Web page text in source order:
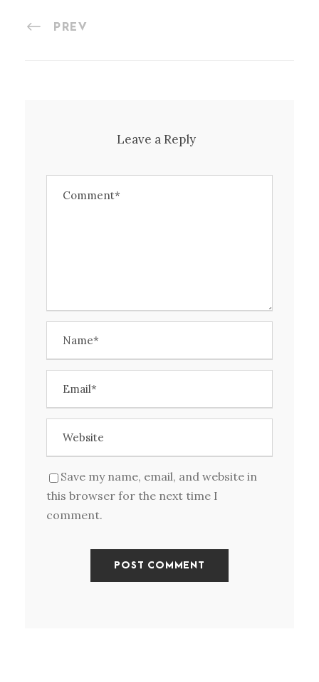
PREV
Leave a Reply
Save my name, email, and website in
this browser for the next time I
comment.